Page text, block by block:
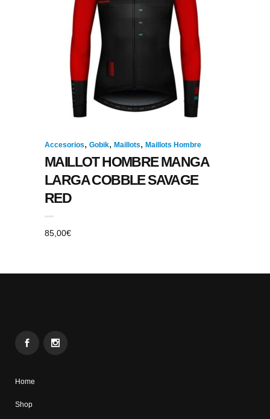
Accesorios, Gobik, Maillots, Maillots Hombre
MAILLOT HOMBRE MANGA
LARGA COBBLE SAVAGE
RED
85,00€
Home
Shop